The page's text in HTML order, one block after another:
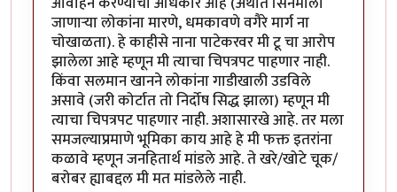
जाणाऱ्या लोकांना मारणे, धमकावणे वगैरे मार्ग ना
चोखाळता). हे काहीसे नाना पाटेकरवर मी टू चा आरोप
झालेला आहे म्हणून मी त्याचा चिपत्रपट पाहणार नाही.
किंवा सलमान खानने लोकांना गाडीखाली उडविले
असावे (जरी कोर्टात तो निर्दोष सिद्ध झाला) म्हणून मी
त्याचा चिपत्रपट पाहणार नाही. अशासारखे आहे. तर मला
समजल्याप्रमाणे भूमिका काय आहे हे मी फक्त इतरांना
कळावे म्हणून जनहितार्थ मांडले आहे. ते खरे/खोटे चूक/
बरोबर ह्याबद्दल मी मत मांडलेले नाही.